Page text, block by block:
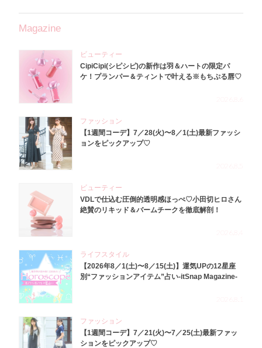
Magazine
ビューティー
CipiCipi(シピシピ)の新作は羽＆ハートの限定パ
ケ！プランパー＆ティントで叶える※もちぷる唇♡
ファッション
【1週間コーデ】7／28(火)〜8／1(土)最新ファッシ
ョンをピックアップ♡
ビューティー
VDLで仕込む圧倒的透明感ほっぺ♡小田切ヒロさん
絶賛のリキッド＆バームチークを徹底解剖！
ライフスタイル
【2026年8／1(土)〜8／15(土)】運気UPの12星座
別“ファッションアイテム”占い-itSnap Magazine-
ファッション
【1週間コーデ】7／21(火)〜7／25(土)最新ファッ
ションをピックアップ♡